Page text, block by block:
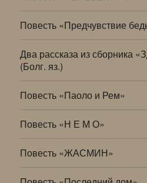
Повесть «Предчувствие
Два рассказа из сборника
(Болг. яз.)
Повесть «Паоло и Рем»
Повесть «Н Е М О»
Повесть «ЖАСМИН»